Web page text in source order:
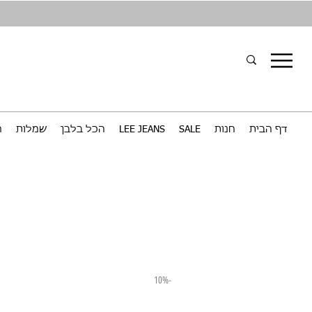
דף הבית חנות SALE
LEE JEANS הכל בלבן שמלות
-10%